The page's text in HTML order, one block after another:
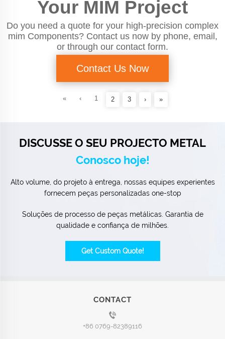
Your MIM Project
Do you need a quote for your high-precision complex
mim Components? Contact us now by phone, email,
or through our contact form.
Contact Us Now
« ‹ 1 2 3 › »
DISCUSSE O SEU PROJECTO METAL
Conosco hoje!
Alto volume, do projeto à entrega, nossas equipes experientes
fornecem peças personalizadas one-stop
Soluções de processo de peças metálicas. Garantia de
qualidade e confiança de milhões.
Get Custom Quote!
CONTACT
+86 0769-82389116